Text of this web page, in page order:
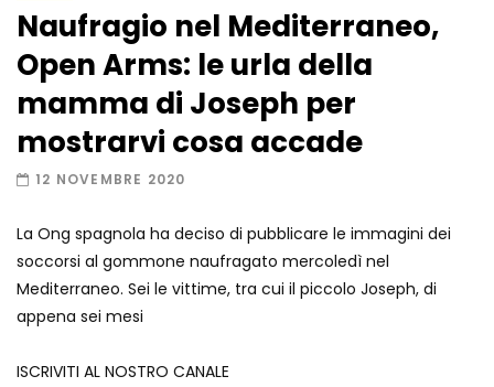
Amiocuggino fa saltare in aria il drone
Due navi USA si scontrano in mare
Naufragio nel Mediterraneo,
Open Arms: le urla della
mamma di Joseph per
mostrarvi cosa accade
12 NOVEMBRE 2020
La Ong spagnola ha deciso di pubblicare le immagini dei
soccorsi al gommone naufragato mercoledì nel
Mediterraneo. Sei le vittime, tra cui il piccolo Joseph, di
appena sei mesi
ISCRIVITI AL NOSTRO CANALE